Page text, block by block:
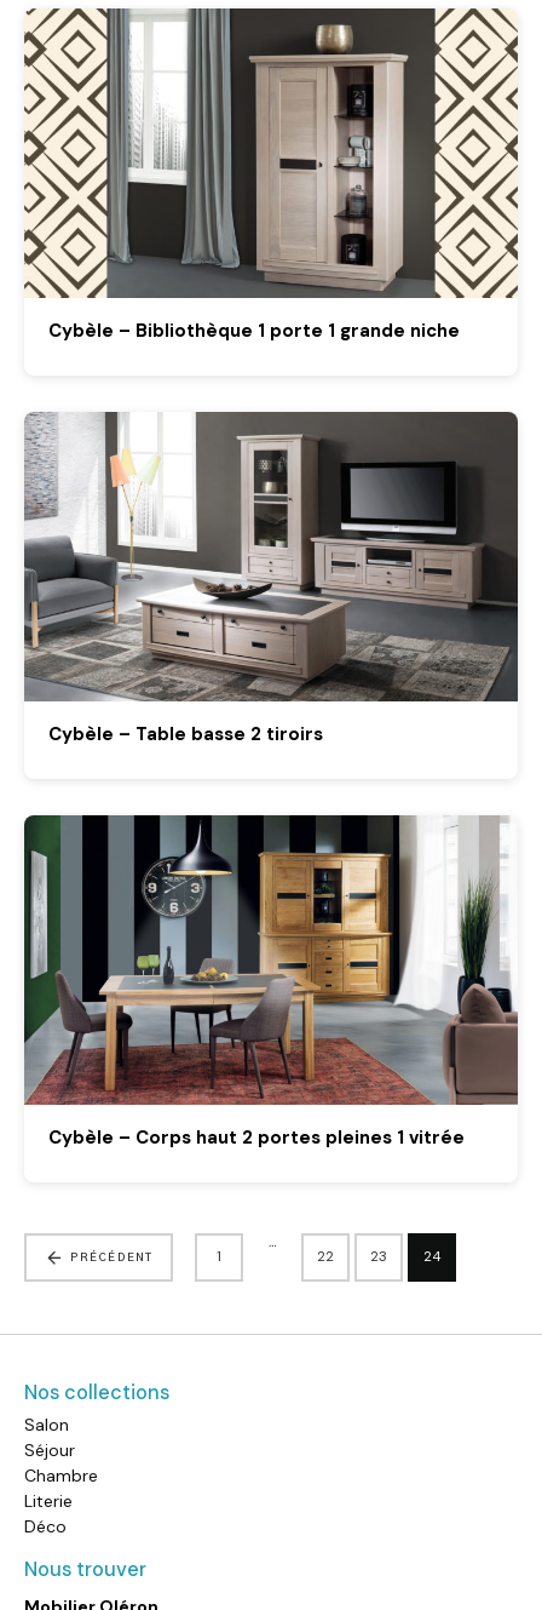
Cybèle – Bibliothèque 1 porte 1 grande niche
Cybèle – Table basse 2 tiroirs
Cybèle – Corps haut 2 portes pleines 1 vitrée
PRÉCÉDENT 1
…
22 23 24
Nos collections
Salon
Séjour
Chambre
Literie
Déco
Nous trouver